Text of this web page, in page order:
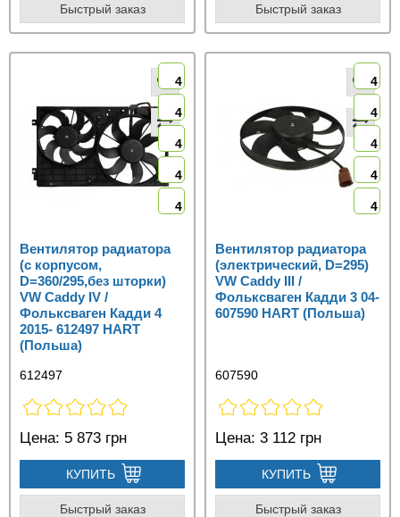
Быстрый заказ Быстрый заказ
4
4
4
4
4
Вентилятор радиатора
(с корпусом,
D=360/295,без шторки)
VW Caddy IV /
Фольксваген Кадди 4
2015- 612497 HART
(Польша)
612497
Цена: 5 873 грн
КУПИТЬ
Быстрый заказ
4
4
4
4
4
Вентилятор радиатора
(электрический, D=295)
VW Caddy III /
Фольксваген Кадди 3 04-
607590 HART (Польша)
607590
Цена: 3 112 грн
КУПИТЬ
Быстрый заказ